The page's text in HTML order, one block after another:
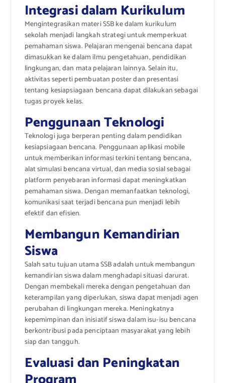
Integrasi dalam Kurikulum
Mengintegrasikan materi SSB ke dalam kurikulum
sekolah menjadi langkah strategi untuk memperkuat
pemahaman siswa. Pelajaran mengenai bencana dapat
dimasukkan ke dalam ilmu pengetahuan, pendidikan
lingkungan, dan mata pelajaran lainnya. Selain itu,
aktivitas seperti pembuatan poster dan presentasi
tentang kesiapsiagaan bencana dapat dilakukan sebagai
tugas proyek kelas.
Penggunaan Teknologi
Teknologi juga berperan penting dalam pendidikan
kesiapsiagaan bencana. Penggunaan aplikasi mobile
untuk memberikan informasi terkini tentang bencana,
alat simulasi bencana virtual, dan media sosial sebagai
platform penyebaran informasi dapat meningkatkan
pemahaman siswa. Dengan memanfaatkan teknologi,
komunikasi saat terjadi bencana pun menjadi lebih
efektif dan efisien.
Membangun Kemandirian
Siswa
Salah satu tujuan utama SSB adalah untuk membangun
kemandirian siswa dalam menghadapi situasi darurat.
Dengan membekali mereka dengan pengetahuan dan
keterampilan yang diperlukan, siswa dapat menjadi agen
perubahan di lingkungan mereka. Meningkatnya
kepemimpinan dan inisiatif siswa dalam isu-isu bencana
berkontribusi pada penciptaan masyarakat yang lebih
siap dan tangguh.
Evaluasi dan Peningkatan